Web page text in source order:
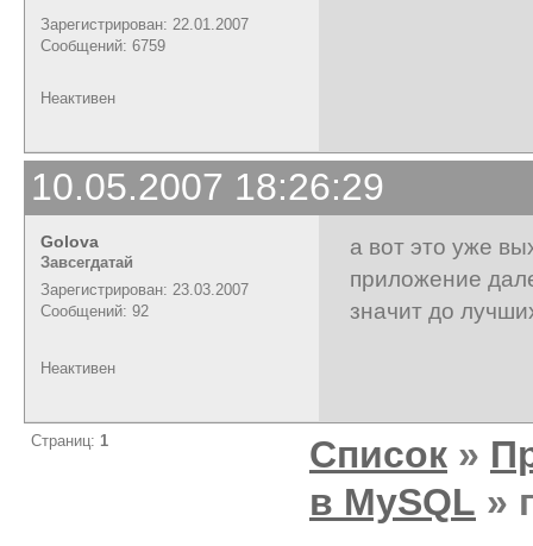
Зарегистрирован: 22.01.2007
Сообщений: 6759
Неактивен
10.05.2007 18:26:29
Golova
Завсегдатай
Зарегистрирован: 23.03.2007
Сообщений: 92
а вот это уже
приложение
значит до
Неактивен
Страниц: 1 Список »
в MySQL »